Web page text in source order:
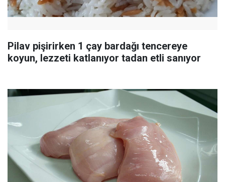
Pilav pişirirken 1 çay bardağı tencereye
koyun, lezzeti katlanıyor tadan etli sanıyor